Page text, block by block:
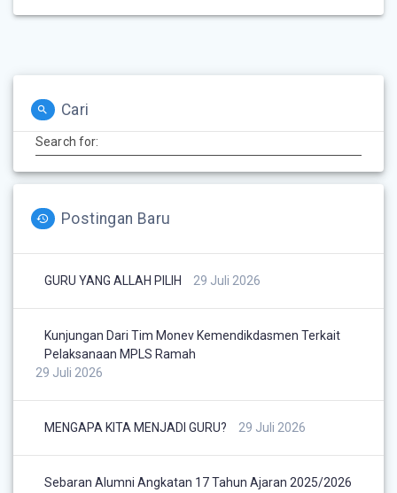
Cari
Search for:
Postingan Baru
GURU YANG ALLAH PILIH 29 Juli 2026
Kunjungan Dari Tim Monev Kemendikdasmen Terkait
Pelaksanaan MPLS Ramah
29 Juli 2026
MENGAPA KITA MENJADI GURU? 29 Juli 2026
Sebaran Alumni Angkatan 17 Tahun Ajaran 2025/2026